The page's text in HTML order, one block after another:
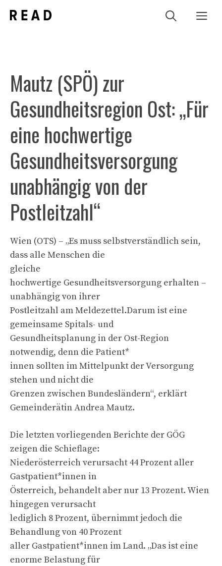
Inhalt
Mautz (SPÖ) zur
Gesundheitsregion Ost: „Für
eine hochwertige
Gesundheitsversorgung
unabhängig von der
Postleitzahl“
Wien (OTS) – „Es muss selbstverständlich sein,
dass alle Menschen die
gleiche
hochwertige Gesundheitsversorgung erhalten –
unabhängig von ihrer
Postleitzahl am Meldezettel.Darum ist eine
gemeinsame Spitals- und
Gesundheitsplanung in der Ost-Region
notwendig, denn die Patient*
innen sollten im Mittelpunkt der Versorgung
stehen und nicht die
Grenzen zwischen Bundesländern“, erklärt
Gemeinderätin Andrea Mautz.
Die letzten vorliegenden Berichte der GÖG
zeigen die Schieflage:
Niederösterreich verursacht 44 Prozent aller
Gastpatient*innen in
Österreich, behandelt aber nur 13 Prozent. Wien
hingegen verursacht
lediglich 8 Prozent, übernimmt jedoch die
Behandlung von 40 Prozent
aller Gastpatient*innen im Land. „Das ist eine
enorme Belastung für